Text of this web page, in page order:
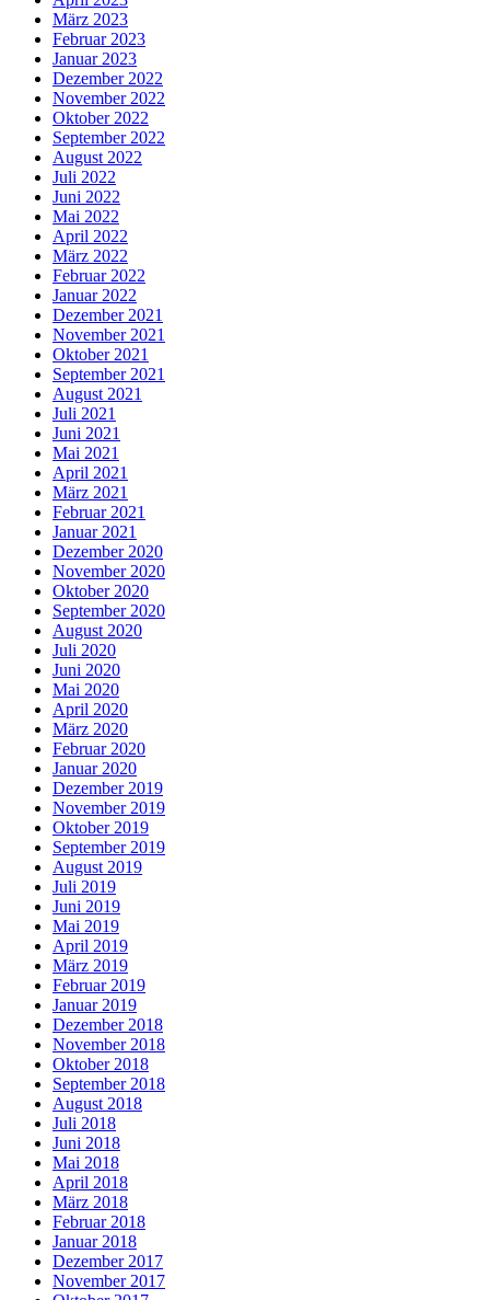
März 2023
Februar 2023
Januar 2023
Dezember 2022
November 2022
Oktober 2022
September 2022
August 2022
Juli 2022
Juni 2022
Mai 2022
April 2022
März 2022
Februar 2022
Januar 2022
Dezember 2021
November 2021
Oktober 2021
September 2021
August 2021
Juli 2021
Juni 2021
Mai 2021
April 2021
März 2021
Februar 2021
Januar 2021
Dezember 2020
November 2020
Oktober 2020
September 2020
August 2020
Juli 2020
Juni 2020
Mai 2020
April 2020
März 2020
Februar 2020
Januar 2020
Dezember 2019
November 2019
Oktober 2019
September 2019
August 2019
Juli 2019
Juni 2019
Mai 2019
April 2019
März 2019
Februar 2019
Januar 2019
Dezember 2018
November 2018
Oktober 2018
September 2018
August 2018
Juli 2018
Juni 2018
Mai 2018
April 2018
März 2018
Februar 2018
Januar 2018
Dezember 2017
November 2017